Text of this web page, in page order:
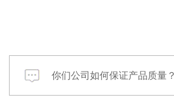
你们公司如何保证产品质量？